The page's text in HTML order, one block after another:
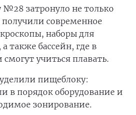
№28 затронуло не только
современное
наборы для
также бассейн, где в
учиться плавать.
пищеблоку:
в порядок оборудование и
зонирование.